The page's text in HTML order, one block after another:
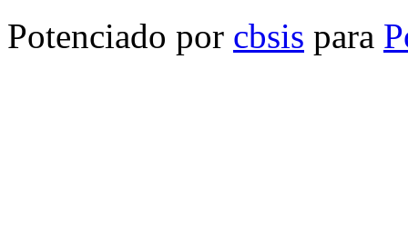
Potenciado por cbsis para